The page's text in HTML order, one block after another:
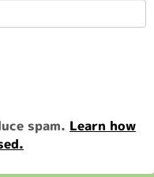
spam. Learn how